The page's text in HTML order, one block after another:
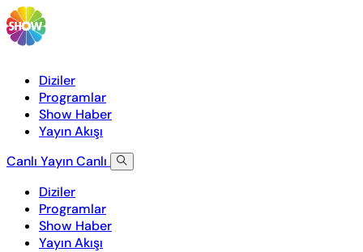
Diziler
Programlar
Show Haber
Yayın Akışı
Canlı YayınCanlı
Diziler
Programlar
Show Haber
Yayın Akışı